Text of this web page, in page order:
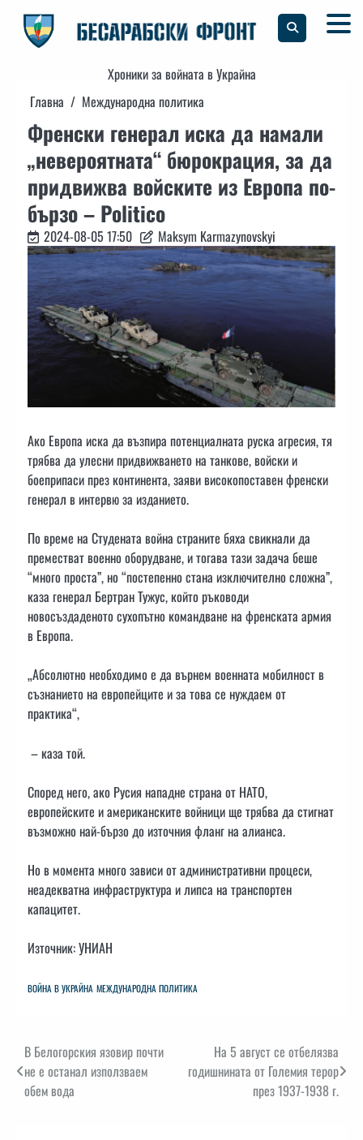
content
Хроники за войната в Украйна
Главна
Международна политика
Френски генерал иска да намали
„невероятната“ бюрокрация, за да
придвижва войските из Европа по-
бързо – Politico
2024-08-05 17:50 Maksym Karmazynovskyi
Ако Европа иска да възпира потенциалната руска агресия, тя
трябва да улесни придвижването на танкове, войски и
боеприпаси през континента, заяви високопоставен френски
генерал в интервю за изданието.
По време на Студената война страните бяха свикнали да
преместват военно оборудване, и тогава тази задача беше
“много проста”, но “постепенно стана изключително сложна”,
каза генерал Бертран Тужус, който ръководи
новосъздаденото сухопътно командване на френската армия
в Европа.
„Абсолютно необходимо е да върнем военната мобилност в
съзнанието на европейците и за това се нуждаем от
практика“,
– каза той.
Според него, ако Русия нападне страна от НАТО,
европейските и американските войници ще трябва да стигнат
възможно най-бързо до източния фланг на алианса.
Но в момента много зависи от административни процеси,
неадекватна инфраструктура и липса на транспортен
капацитет.
Източник: УНИАН
ВОЙНА В УКРАЙНА МЕЖДУНАРОДНА ПОЛИТИКА
Навигация
В Белогорския язовир почти
не е останал използваем
обем вода
На 5 август се отбелязва
годишнината от Големия терор
през 1937-1938 г.